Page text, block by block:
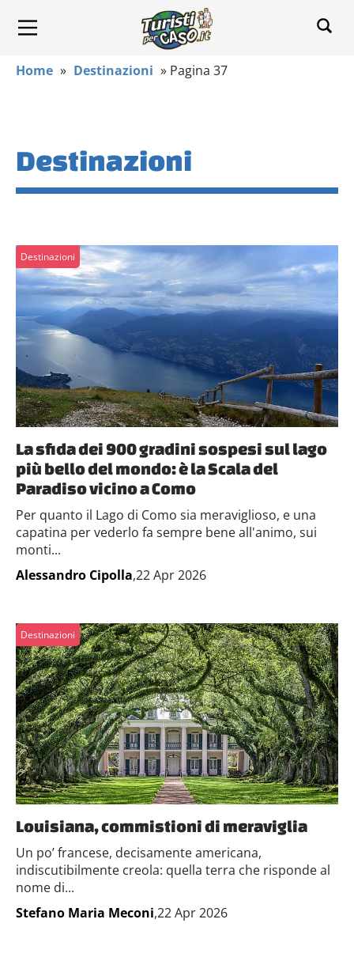
Home » Destinazioni » Pagina 37
Destinazioni
Destinazioni
La sfida dei 900 gradini sospesi sul lago
più bello del mondo: è la Scala del
Paradiso vicino a Como
Per quanto il Lago di Como sia meraviglioso, e una
capatina per vederlo fa sempre bene all'animo, sui
monti...
Alessandro Cipolla,22 Apr 2026
Destinazioni
Louisiana, commistioni di meraviglia
Un po’ francese, decisamente americana,
indiscutibilmente creola: quella terra che risponde al
nome di...
Stefano Maria Meconi,22 Apr 2026